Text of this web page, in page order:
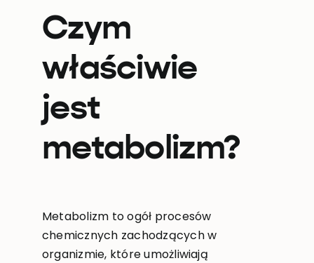
Czym
właściwie
jest
metabolizm?
Metabolizm to ogół procesów
chemicznych zachodzących w
organizmie, które umożliwiają